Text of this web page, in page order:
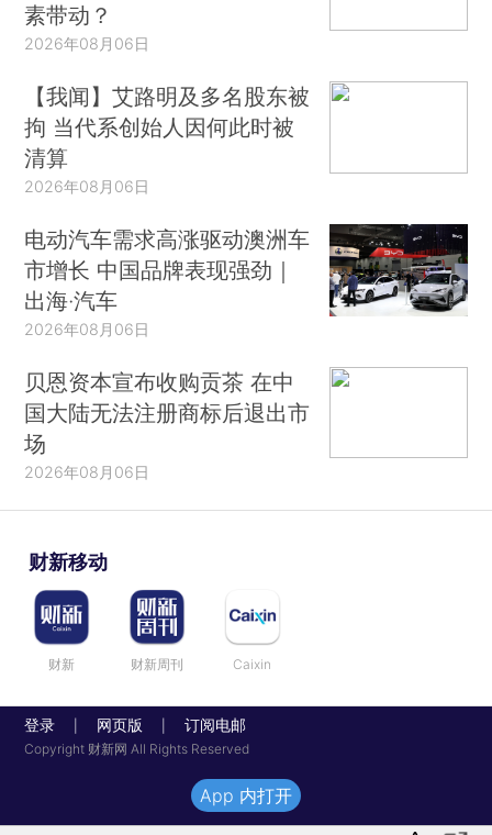
素带动？
2026年08月06日
【我闻】艾路明及多名股东被
拘 当代系创始人因何此时被
清算
2026年08月06日
电动汽车需求高涨驱动澳洲车
市增长 中国品牌表现强劲｜
出海·汽车
2026年08月06日
贝恩资本宣布收购贡茶 在中
国大陆无法注册商标后退出市
场
2026年08月06日
财新移动
财新 财新周刊 Caixin
登录 网页版 订阅电邮
Copyright 财新网 All Rights Reserved
App 内打开